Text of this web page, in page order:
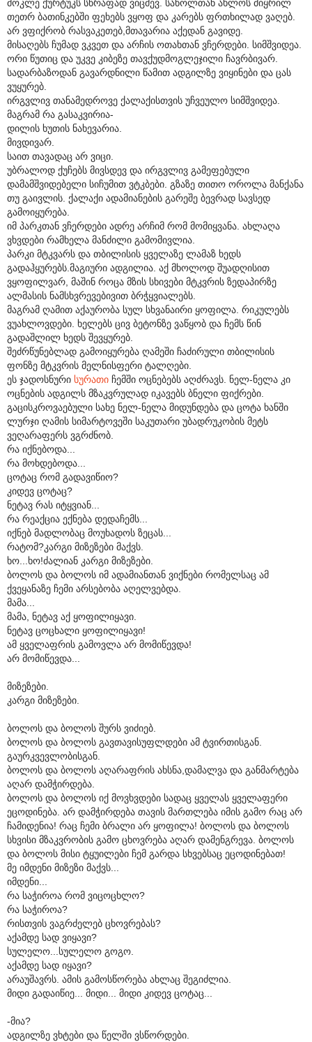
მოკლე ქურტუკს სწრაფად ვიცმევ. საწოლთან ახლოს მიყრილ
თეთრ ბათინკებში ფეხებს ვყოფ და კარებს ფრთხილად ვაღებ.
არ ვფიქრობ რასვაკეთებ,მთავარია აქედან გავიდე.
მისაღებს ჩუმად ვკვეთ და არჩის ოთახთან ვჩერდები. სიმშვიდეა.
ორი წუთიც და უკვე კიბეზე თავქუდმოგლეჯილი ჩავრბივარ.
სადარბაზოდან გავარდნილი წამით ადგილზე ვიყინები და ცას
ვუყურებ.
ირგვლივ თანამედროვე ქალაქისთვის უჩვეულო სიმშვიდეა.
მაგრამ რა გასაკვირია-
დილის ხუთის ნახევარია.
მივდივარ.
საით თავადაც არ ვიცი.
უბრალოდ ქუჩებს მივსდევ და ირგვლივ გამეფებული
დამამშვიდებელი სიჩუმით ვტკბები. გზაზე თითო ოროლა მანქანა
თუ გაივლის. ქალაქი ადამიანების გარეშე ბევრად სავსედ
გამოიყურება.
იმ პარკთან ვჩერდები ადრე არჩიმ რომ მომიყვანა. ახლაღა
ვხვდები რამხელა მანძილი გამომივლია.
პარკი მტკვარს და თბილისის ყველაზე ლამაზ ხედს
გადაჰყურებს.მაგიური ადგილია. აქ მხოლოდ შუადღისით
ვყოფილვარ, მაშინ როცა მზის სხივები მტკვრის ზედაპირზე
ალმასის ნამსხვრევებივით ბრჭყვიალებს.
მაგრამ ღამით აქაურობა სულ სხვანაირი ყოფილა. რიკულებს
ვუახლოვდები. ხელებს ცივ ბეტონზე ვაწყობ და ჩემს წინ
გადაშლილ ხედს შევყურებ.
შეძრწუნებლად გამოიყურება ღამეში ჩაძირული თბილისის
ფონზე მტკვრის მელნისფერი ტალღები.
ეს ჯადოსნური სურათი ჩემში ოცნებებს აღძრავს. ნელ-ნელა კი
ოცნების ადგილს მზაკვრულად იკავებს ბნელი ფიქრები.
გაცისკროვაებული სახე ნელ-ნელა მიდუნდება და ცოტა ხანში
ლურჯი ღამის სიმარტოვეში საკუთარი უბადრუკობის მეტს
ვეღარაფერს ვგრძნობ.
რა იქნებოდა...
რა მოხდებოდა...
ცოტაც რომ გადავიწიო?
კიდევ ცოტაც?
ნეტავ რას იტყვიან...
რა რეაქცია ექნება დედაჩემს...
იქნებ მადლობაც მოუხადოს ზეცას...
რატომ?კარგი მიზეზები მაქვს.
ხო...ხო!ძალიან კარგი მიზეზები.
ბოლოს და ბოლოს იმ ადამიანთან ვიქნები რომელსაც ამ
ქვეყანაზე ჩემი არსებობა აღელვებდა.
მამა...
მამა, ნეტავ აქ ყოფილიყავი.
ნეტავ ცოცხალი ყოფილიყავი!
ამ ყველაფრის გამოვლა არ მომიწევდა!
არ მომიწევდა...
მიზეზები.
კარგი მიზეზები.
ბოლოს და ბოლოს შურს ვიძიებ.
ბოლოს და ბოლოს გავთავისუფლდები ამ ტვირთისგან.
გაურკვევლობისგან.
ბოლოს და ბოლოს აღარაფრის ახსნა,დამალვა და განმარტება
აღარ დამჭირდება.
ბოლოს და ბოლოს იქ მოვხვდები სადაც ყველას ყველაფერი
ეცოდინება. არ დამჭირდება თავის მართლება იმის გამო რაც არ
ჩამიდენია! რაც ჩემი ბრალი არ ყოფილა! ბოლოს და ბოლოს
სხვისი მზაკვრობის გამო ცხოვრება აღარ დამენგრევა. ბოლოს
და ბოლოს მისი ტყუილები ჩემ გარდა სხვებსაც ეცოდინებათ!
მე იმდენი მიზეზი მაქვს...
იმდენი...
რა საჭიროა რომ ვიცოცხლო?
რა საჭიროა?
რისთვის ვაგრძელებ ცხოვრებას?
აქამდე სად ვიყავი?
სულელო...სულელო გოგო.
აქამდე სად იყავი?
არაუშავრს. ამის გამოსწორება ახლაც შეგიძლია.
მიდი გადაიწიე... მიდი... მიდი კიდევ ცოტაც...
-მია?
ადგილზე ვხტები და წელში ვსწორდები.